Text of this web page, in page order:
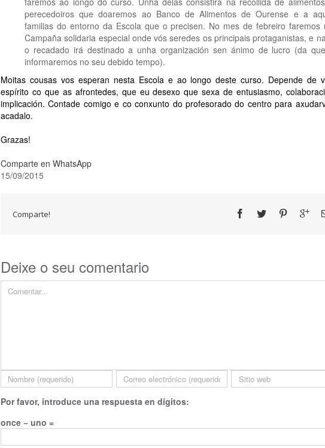
perecedoiros que doaremos ao Banco de Alimentos de Ourense e a
familias do entorno da Escola que o precisen. No mes de febreiro faremos
Campaña solidaria especial onde vós seredes os principais protaganistas, e
o recadado irá destinado a unha organización sen ánimo de lucro (da
informaremos no seu debido tempo).
Moitas cousas vos esperan nesta Escola e ao longo deste curso. Depende de
espírito co que as afrontedes, que eu desexo que sexa de entusiasmo,
implicación. Contade comigo e co conxunto do profesorado do centro para
acadalo.
Grazas!
Comparte en WhatsApp
15/09/2015
Comparte!
Deixe o seu comentario
Por favor, introduce una respuesta en dígitos:
once − uno =